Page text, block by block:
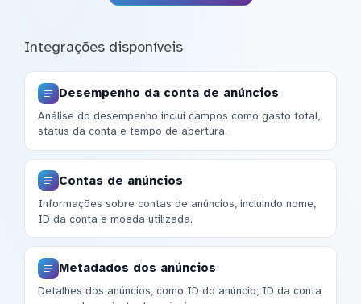
Integrações disponíveis
Desempenho da conta de anúncios
Análise do desempenho inclui campos como gasto total,
status da conta e tempo de abertura.
Contas de anúncios
Informações sobre contas de anúncios, incluindo nome,
ID da conta e moeda utilizada.
Metadados dos anúncios
Detalhes dos anúncios, como ID do anúncio, ID da conta